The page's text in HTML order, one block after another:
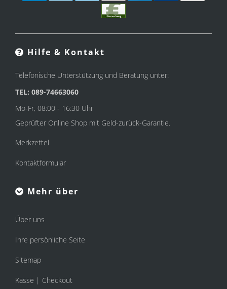
Hilfe & Kontakt
Telefonische Unterstützung und Beratung unter:
TEL: 089-74663060
Mo-Fr, 08:00 - 16:30 Uhr
Geprüfter Online Shop mit Geld-zurück-Garantie.
Merkzettel
Kontaktformular
Mehr über
Über uns
Ihre persönliche Seite
Sitemap
Kasse | Checkout